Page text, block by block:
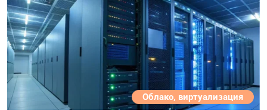
Облако, виртуализация